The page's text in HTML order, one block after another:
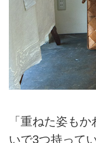
「重ねた姿も
いで3つ持って